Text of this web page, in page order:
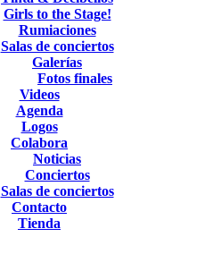
Girls to the Stage!
Rumiaciones
Salas de conciertos
Galerías
Fotos finales
Videos
Agenda
Logos
Colabora
Noticias
Conciertos
Salas de conciertos
Contacto
Tienda